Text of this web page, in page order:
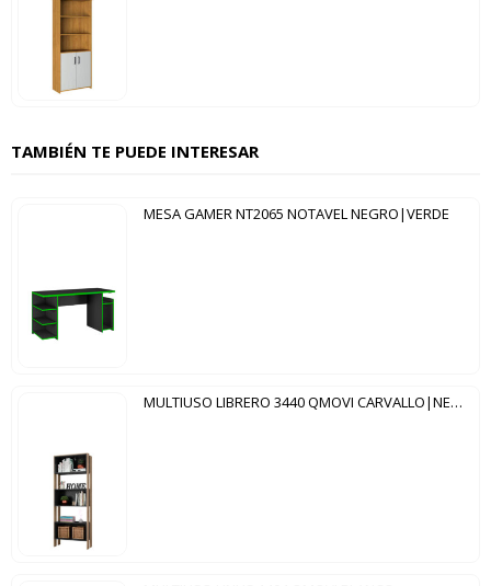
TAMBIÉN TE PUEDE INTERESAR
MESA GAMER NT2065 NOTAVEL NEGRO|VERDE
MULTIUSO LIBRERO 3440 QMOVI CARVALLO|NEGRO